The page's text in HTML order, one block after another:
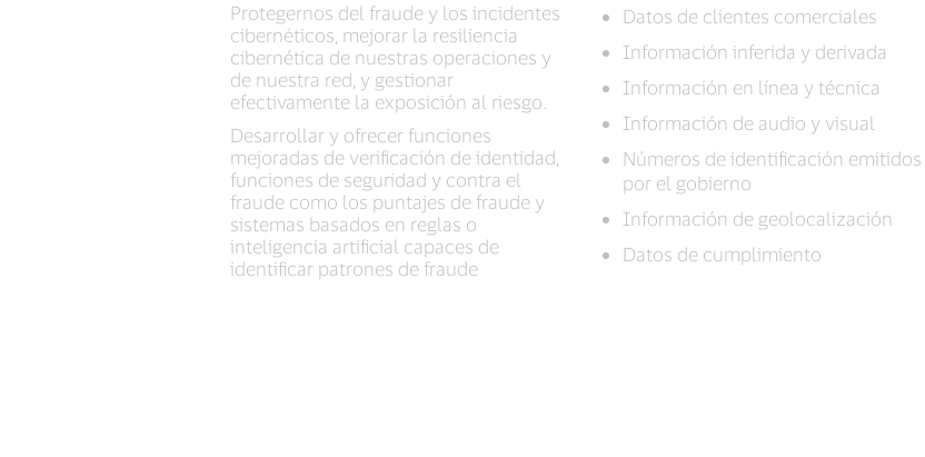
Protegernos del fraude y los incidentes
cibernéticos, mejorar la resiliencia
cibernética de nuestras operaciones y
de nuestra red, y gestionar
efectivamente la exposición al riesgo.
Desarrollar y ofrecer funciones
mejoradas de verificación de identidad,
funciones de seguridad y contra el
fraude como los puntajes de fraude y
sistemas basados en reglas o
inteligencia artificial capaces de
identificar patrones de fraude
Datos de clientes comerciales
Información inferida y derivada
Información en línea y técnica
Información de audio y visual
Números de identificación emitidos
por el gobierno
Información de geolocalización
Datos de cumplimiento